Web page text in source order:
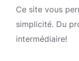
Ce site vous
simplicité. Du
intermédiaire!